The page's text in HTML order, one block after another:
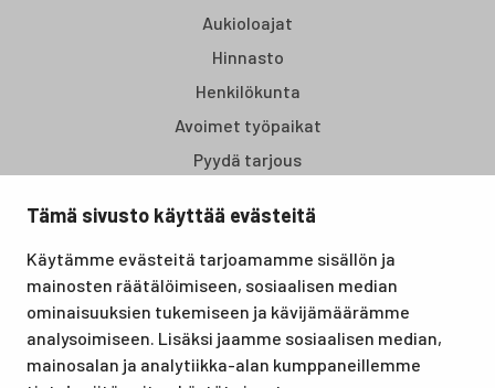
Tämä sivusto käyttää evästeitä
Käytämme evästeitä tarjoamamme sisällön ja
mainosten räätälöimiseen, sosiaalisen median
ominaisuuksien tukemiseen ja kävijämäärämme
analysoimiseen. Lisäksi jaamme sosiaalisen median,
mainosalan ja analytiikka-alan kumppaneillemme
Aukioloajat
Hinnasto
Henkilökunta
Avoimet työpaikat
Pyydä tarjous
koulutus- ja vapaa-ajan keskus, joka tarjoaa puitteet niin
lomille, harrastuksille kuin kansainvälisen tason
urheilutapahtumillekin. Santasport on myös virallinen
olympiavalmennuskeskus lumi- ja jääurheilulajeissa sekä
taitovalmennuksessa.